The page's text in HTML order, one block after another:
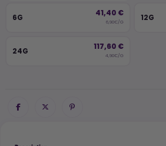
6G 41,40 €
6,90€/G 12G
24G 117,60 €
4,90€/G